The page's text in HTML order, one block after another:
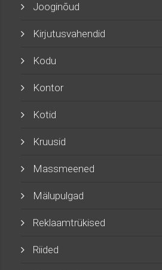
Jooginõud
Kirjutusvahendid
Kodu
Kontor
Kotid
Kruusid
Massmeened
Mälupulgad
Reklaamtrükised
Riided